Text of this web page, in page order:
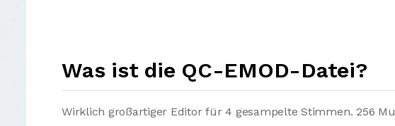
Was ist die QC-EMOD-Datei?
Wirklich großartiger Editor für 4 gesampelte Stimmen. 256